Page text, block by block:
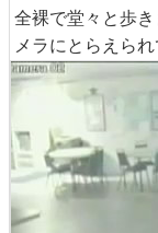
全裸で堂々と歩
メラにとらえられ